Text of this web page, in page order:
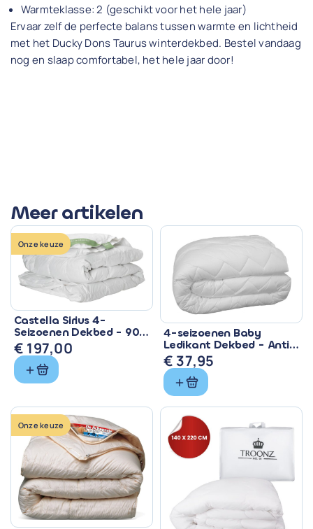
Warmteklasse: 2 (geschikt voor het hele jaar)
Ervaar zelf de perfecte balans tussen warmte en lichtheid
met het Ducky Dons Taurus winterdekbed. Bestel vandaag
nog en slaap comfortabel, het hele jaar door!
Meer artikelen
Onze keuze
Castella Sirius 4-
Seizoenen Dekbed - 90%
Eendendons &
Ventilerend
€ 197,00
4-seizoenen Baby
Ledikant Dekbed - Anti
Allergisch & Wasbaar
€ 37,95
Onze keuze